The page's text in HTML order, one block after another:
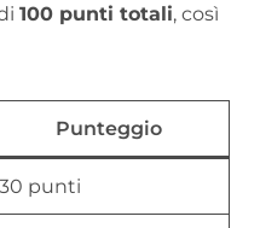
100 punti totali, così
Punteggio
30 punti